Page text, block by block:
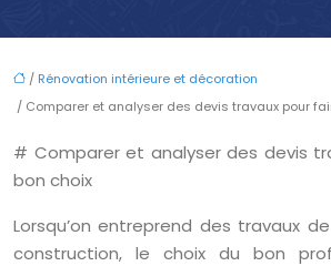
/ Rénovation intérieure et décoration
/ Comparer et analyser des devis travaux pour
# Comparer et analyser des devis
bon choix
Lorsqu’on entreprend des travaux
construction, le choix du bon